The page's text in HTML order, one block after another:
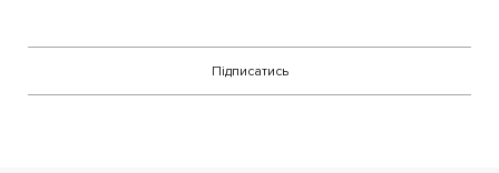
Підписатись